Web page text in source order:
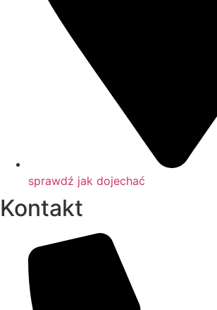
sprawdź jak dojechać
Kontakt